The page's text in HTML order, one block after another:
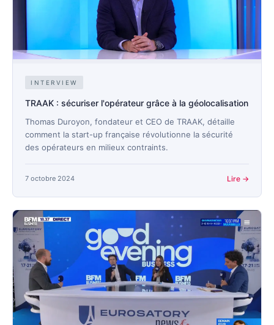
INTERVIEW
TRAAK : sécuriser l'opérateur grâce à la géolocalisation
Thomas Duroyon, fondateur et CEO de TRAAK, détaille
comment la start-up française révolutionne la sécurité
des opérateurs en milieux contraints.
7 octobre 2024 Lire →